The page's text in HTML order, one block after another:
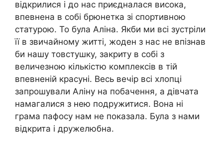
відкрилися і до нас приєдналася висока,
впевнена в собі брюнетка зі спортивною
статурою. То була Аліна. Якби ми всі зустріли
її в звичайному житті, жоден з нас не впізнав
би нашу товстушку, закриту в собі з
величезною кількістю комплексів в тій
впевненій красуні. Весь вечір всі хлопці
запрошували Аліну на побачення, а дівчата
намагалися з нею подружитися. Вона ні
грама пафосу нам не показала. Була з нами
відкрита і дружелюбна.